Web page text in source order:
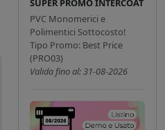
SUPER PROMO INTERCOAT
PVC Monomerici e
Polimentici Sottocosto!
Tipo Promo: Best Price
(PRO03)
Valida fino al: 31-08-2026